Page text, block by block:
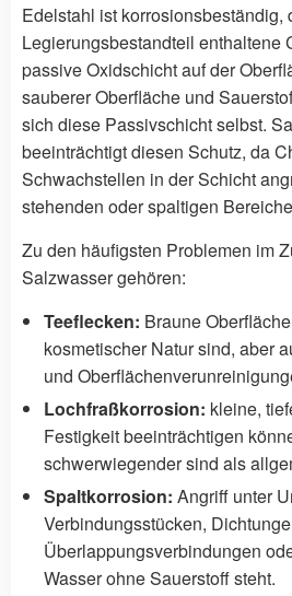
Edelstahl ist korrosionsbeständig,
Legierungsbestandteil enthaltene
passive Oxidschicht auf der
sauberer Oberfläche und
sich diese Passivschicht selbst.
beeinträchtigt diesen Schutz, da
Schwachstellen in der Schicht
stehenden oder spaltigen
Zu den häufigsten Problemen im
Salzwasser gehören:
Teeflecken: Braune
kosmetischer Natur sind, aber
und
Lochfraßkorrosion: kleine,
Festigkeit beeinträchtigen
schwerwiegender sind als
Spaltkorrosion: Angriff unter
Verbindungsstücken,
Überlappungsverbindungen
Wasser ohne Sauerstoff steht.